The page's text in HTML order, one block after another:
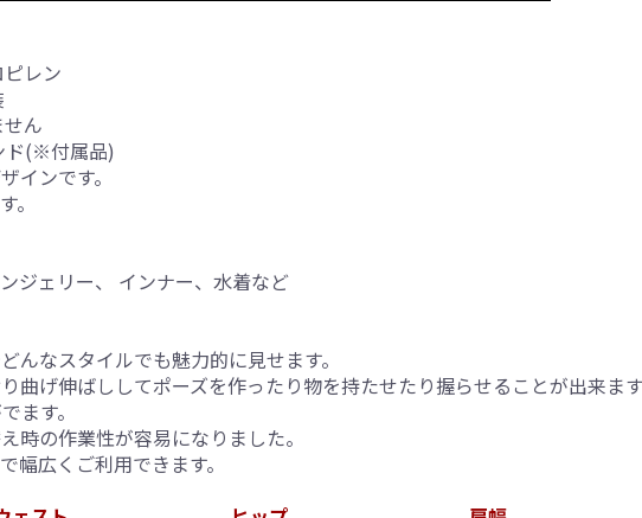
レン
ん
ド(※付属品)
インです。
。
ジェリー、 インナー、水着など
んなスタイルでも魅力的に見せます。
曲げ伸ばししてポーズを作ったり物を持たせたり握らせることが出来ます
ます。
時の作業性が容易になりました。
幅広くご利用できます。